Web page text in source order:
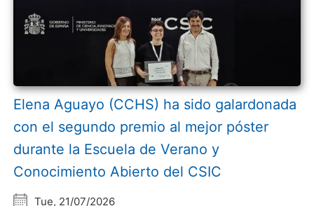
Elena Aguayo (CCHS) ha sido galardonada
con el segundo premio al mejor póster
durante la Escuela de Verano y
Conocimiento Abierto del CSIC
Tue, 21/07/2026